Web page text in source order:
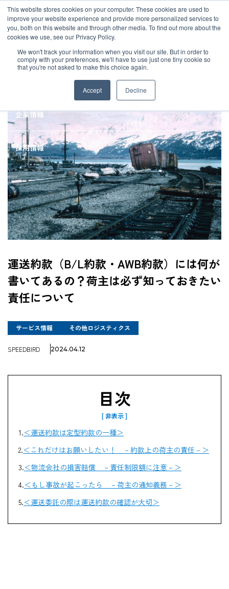
This website stores cookies on your computer. These cookies are used to
improve your website experience and provide more personalized services to
you, both on this website and through other media. To find out more about the
cookies we use, see our Privacy Policy.
We won't track your information when you visit our site. But in order to
comply with your preferences, we'll have to use just one tiny cookie so
that you're not asked to make this choice again.
Accept Decline
お知らせ
グローバルネットワーク
企業情報
採用情報
サービス
お客様事例
お知らせ
グローバルネットワーク
サステナビリティ
採用情報
TOP MLG BLOG 運送約款（B/L約款・AWB約款）には何が書いてある
運送約款（B/L約款・AWB約款）には何が
書いてあるの？荷主は必ず知っておきたい
責任について
サービス情報 その他ロジスティクス
SPEEDBIRD 2024.04.12
目次
＜運送約款は定型約款の一種＞
＜これだけはお願いしたい！ －約款上の荷主の責任－＞
＜物流会社の損害賠償 －責任制限額に注意－＞
＜もし事故が起こったら －荷主の通知義務－＞
＜運送委託の際は運送約款の確認が大切＞